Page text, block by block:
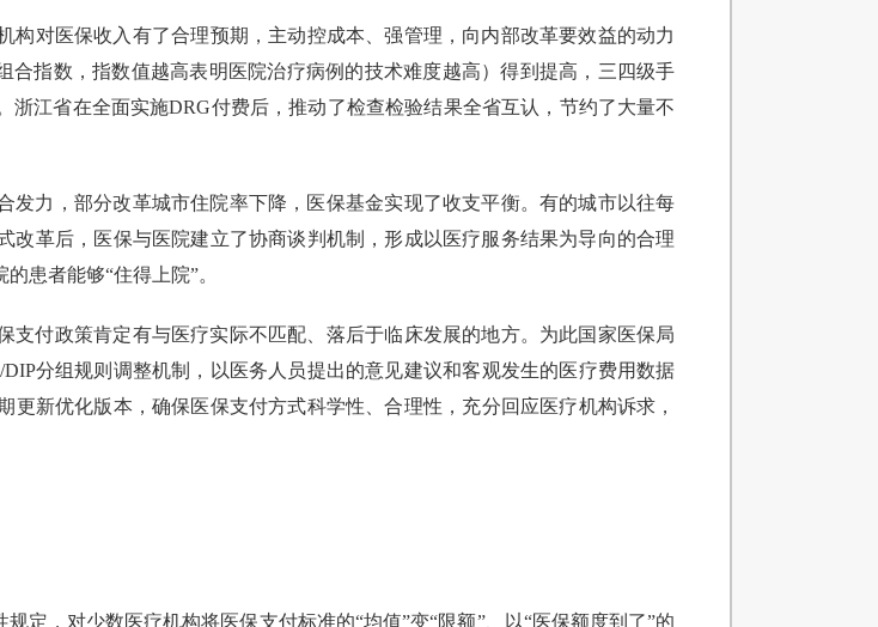
构对医保收入有了合理预期，主动控成本、强管理，向内部改革要效益的动力
指数，指数值越高表明医院治疗病例的技术难度越高）得到提高，三四级手
江省在全面实施DRG付费后，推动了检查检验结果全省互认，节约了大量不
发力，部分改革城市住院率下降，医保基金实现了收支平衡。有的城市以往每
革后，医保与医院建立了协商谈判机制，形成以医疗服务结果为导向的合理
患者能够“住得上院”。
支付政策肯定有与医疗实际不匹配、落后于临床发展的地方。为此国家医保局
分组规则调整机制，以医务人员提出的意见建议和客观发生的医疗费用数据
新优化版本，确保医保支付方式科学性、合理性，充分回应医疗机构诉求，
定，对少数医疗机构将医保支付标准的“均值”变“限额”、以“医保额度到了”的